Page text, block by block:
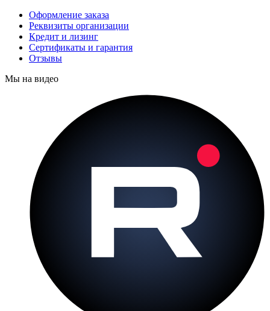
Оформление заказа
Реквизиты организации
Кредит и лизинг
Сертификаты и гарантия
Отзывы
Мы на видео